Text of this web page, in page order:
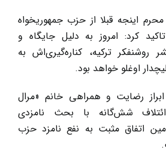
اینجه قبلا از حزب جمهوریخواه
کرد: امروز به دلیل جایگاه و
ترکیه، کناره‌گیری‌اش به
اوغلو خواهد بود.
رضایت و همراهی خانم «مرال
شش‌گانه با بحث نامزدی
اتفاق مثبت به نفع نامزد حزب